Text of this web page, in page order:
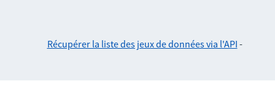
Récupérer la liste des jeux de données via l'API -